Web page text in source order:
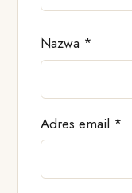
Nazwa *
Adres email *